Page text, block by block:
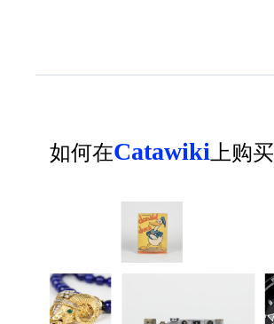
如何在Catawiki 上购买